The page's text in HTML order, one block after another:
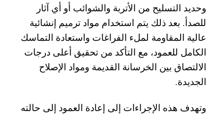
وحديد التسليح من الأتربة والشوائب أو أي آثار
للصدأ. بعد ذلك يتم استخدام مواد ترميم إنشائية
عالية المقاومة لملء الفراغات واستعادة التماسك
الكامل للعمود، مع التأكد من تحقيق أعلى درجات
الالتصاق بين الخرسانة القديمة ومواد الإصلاح
الجديدة.
وتهدف هذه الإجراءات إلى إعادة العمود إلى حالته